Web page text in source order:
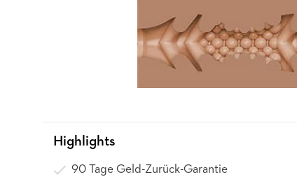
Highlights
90 Tage Geld-Zurück-Garantie